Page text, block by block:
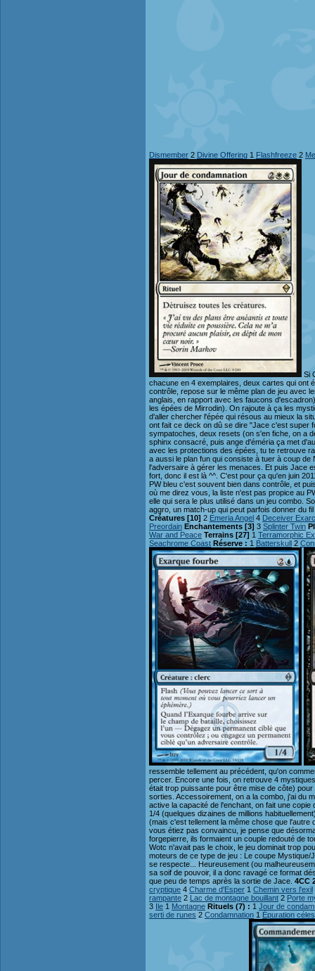
Dismember 2 Divine Offering 1 Flashfreeze 2
Si
chacune en 4 exemplaires, deux cartes qui ont
contrôle, repose sur le même plan de jeu avec
anglais, en rapport avec les faucons
les épées de Mirrodin). On rajoute à ça les
d'aller chercher l'épée qui résous au mieux la
ont fait ce deck on dû se dire "Jace c'est super
sympatoches, deux resets (on s'en fiche, on a
sphinx consacré, puis ange d'éméria ça met
avec les protections des épées, tu te retrouve
a aussi le plan fun qui consiste à tuer à coup
l'adversaire à gérer les menaces. Et puis Jace
fort, donc il est là ^^. C'est pour ça qu'en juin
PW bleu c'est souvent bien dans contrôle, et
où me direz vous, la liste n'est pas propice au
elle qui sera le plus utilisé dans un jeu combo.
aggro, un match-up qui peut parfois donner du
Créatures [10] 2 Emeria Angel 4 Deceiver
Preordain Enchantements [3] 3 Splinter Twin
War and Peace Terrains [27] 1 Terramorphic
Seachrome Coast Réserve : 1 Batterskull 2
ressemble tellement au précédent, qu'on
percer. Encore une fois, on retrouve 4
était trop puissante pour être mise de côte)
sorties. Accessoirement, on a la combo, j'ai du
active la capacité de l'enchant, on fait une
1/4 (quelques dizaines de millions
(mais c'est tellement la même chose que
vous étiez pas convaincu, je pense que
forgepierre, ils formaient un couple redouté de
Wotc n'avait pas le choix, le jeu dominait trop
moteurs de ce type de jeu : Le coupe
se respecte... Heureusement (ou
sa soif de pouvoir, il a donc ravagé ce format
que peu de temps après la sortie de Jace. 4CC
cryptique 4 Charme d'Esper 1 Chemin vers l'exil
rampante 2 Lac de montagne bouillant 2 Porte
3 Ile 1 Montagne Rituels (7) : 1 Jour de
serti de runes 2 Condamnation 1 Épuration